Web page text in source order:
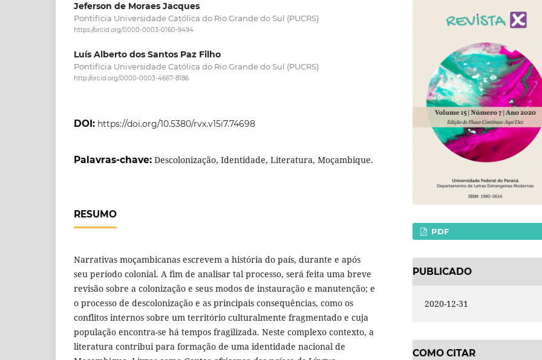
Jeferson de Moraes Jacques
Pontifícia Universidade Católica do Rio Grande do Sul (PUCRS)
https://orcid.org/0000-0003-0160-9494
Luís Alberto dos Santos Paz Filho
Pontifícia Universidade Católica do Rio Grande do Sul (PUCRS)
http://orcid.org/0000-0003-4667-8186
DOI: https://doi.org/10.5380/rvx.v15i7.74698
Palavras-chave: Descolonização, Identidade, Literatura, Moçambique.
RESUMO
Narrativas moçambicanas escrevem a história do país, durante e após
seu período colonial. A fim de analisar tal processo, será feita uma breve
revisão sobre a colonização e seus modos de instauração e manutenção; e
o processo de descolonização e as principais consequências, como os
conflitos internos sobre um território culturalmente fragmentado e cuja
população encontra-se há tempos fragilizada. Neste complexo contexto, a
literatura contribui para formação de uma identidade nacional de
PDF
PUBLICADO
2020-12-31
COMO CITAR